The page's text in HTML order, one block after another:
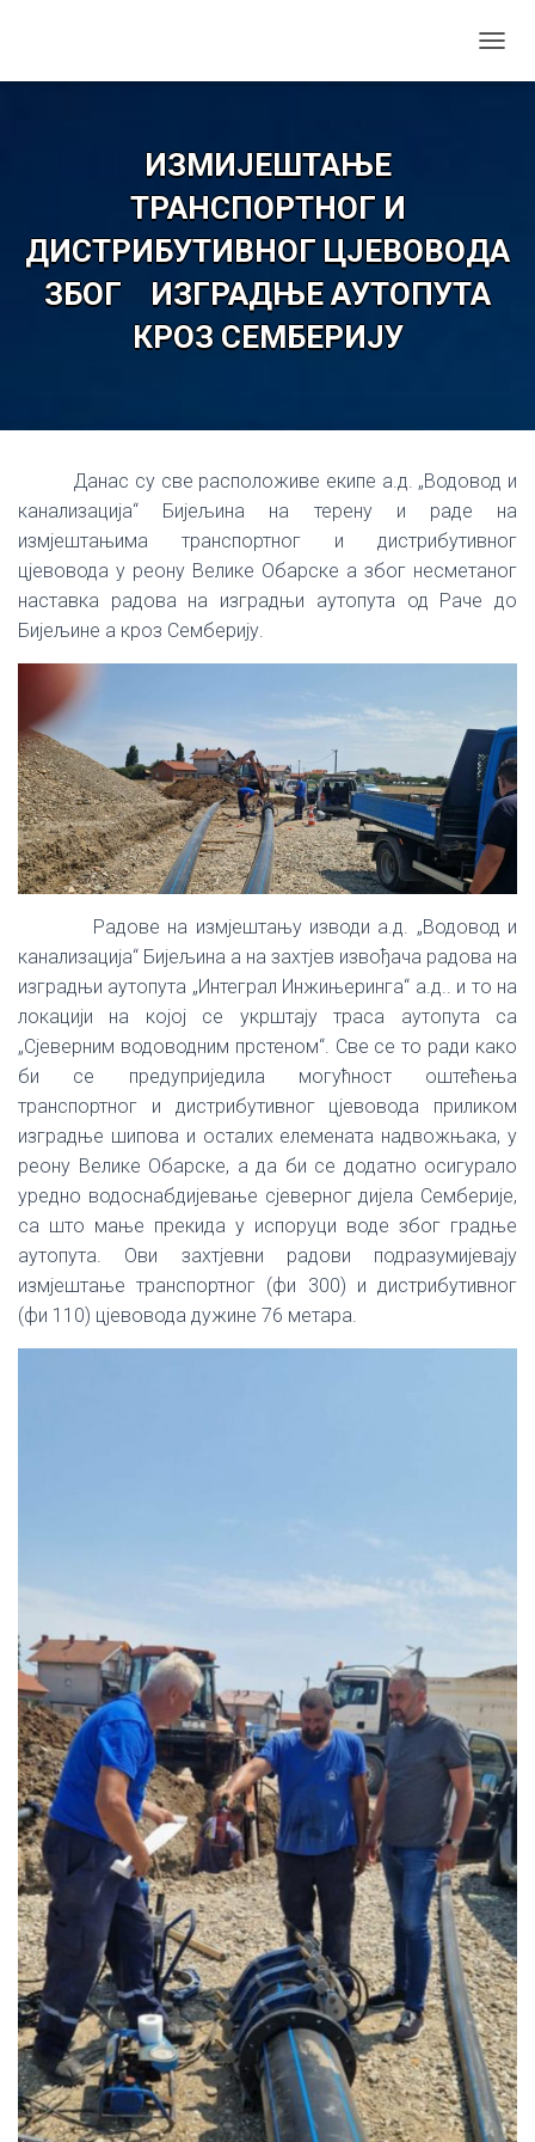
ИЗМИЈЕШТАЊЕ
ТРАНСПОРТНОГ И
ДИСТРИБУТИВНОГ ЦЈЕВОВОДА
ЗБОГ ИЗГРАДЊЕ АУТОПУТА
КРОЗ СЕМБЕРИЈУ
Данас су све расположиве екипе а.д. „Водовод и
канализација“ Бијељина на терену и раде на
измјештањима транспортног и дистрибутивног
цјевовода у реону Велике Обарске а због несметаног
наставка радова на изградњи аутопута од Раче до
Бијељине а кроз Семберију.
Радове на измјештању изводи а.д. „Водовод и
канализација“ Бијељина а на захтјев извођача радова на
изградњи аутопута „Интеграл Инжињеринга“ а.д.. и то на
локацији на којој се укрштају траса аутопута са
„Сјеверним водоводним прстеном“. Све се то ради како
би се предуприједила могућност оштећења
транспортног и дистрибутивног цјевовода приликом
изградње шипова и осталих елемената надвожњака, у
реону Велике Обарске, а да би се додатно осигурало
уредно водоснабдијевање сјеверног дијела Семберије,
са што мање прекида у испоруци воде због градње
аутопута. Ови захтјевни радови подразумијевају
измјештање транспортног (фи 300) и дистрибутивног
(фи 110) цјевовода дужине 76 метара.